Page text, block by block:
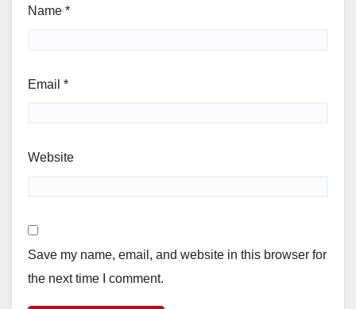
Name *
Email *
Website
Save my name, email, and website in this browser for
the next time I comment.